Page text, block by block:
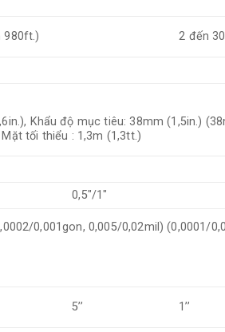
980ft.) 2 đến
Khẩu độ mục tiêu: 38mm (1,5in.)
Mặt tối thiểu : 1,3m (1,3tt.)
0,5"/1"
0,001gon, 0,005/0,02mil) (0,0001/
5’’ 1’’